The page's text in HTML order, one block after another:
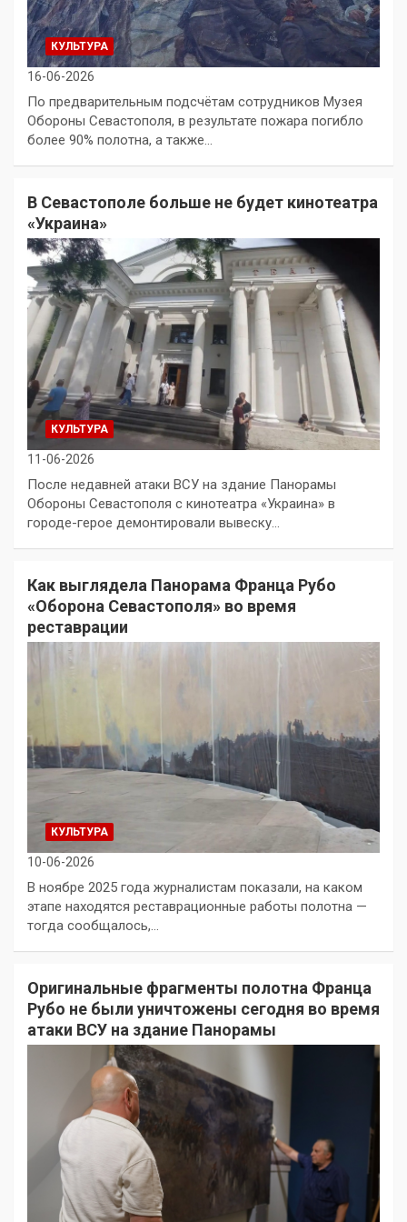
КУЛЬТУРА
16-06-2026
По предварительным подсчётам сотрудников Музея
Обороны Севастополя, в результате пожара погибло
более 90% полотна, а также…
В Севастополе больше не будет кинотеатра
«Украина»
КУЛЬТУРА
11-06-2026
После недавней атаки ВСУ на здание Панорамы
Обороны Севастополя с кинотеатра «Украина» в
городе-герое демонтировали вывеску…
Как выглядела Панорама Франца Рубо
«Оборона Севастополя» во время
реставрации
КУЛЬТУРА
10-06-2026
В ноябре 2025 года журналистам показали, на каком
этапе находятся реставрационные работы полотна —
тогда сообщалось,…
Оригинальные фрагменты полотна Франца
Рубо не были уничтожены сегодня во время
атаки ВСУ на здание Панорамы